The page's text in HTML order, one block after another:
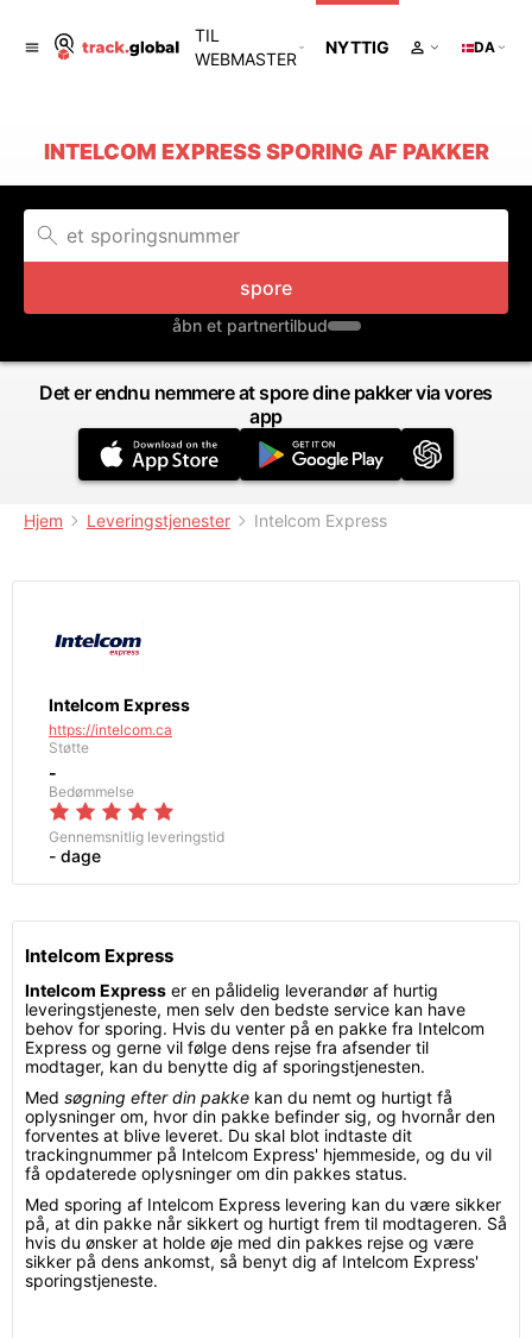
TIL
WEBMASTER
NYTTIG DA
INTELCOM EXPRESS SPORING AF PAKKER
spore
åbn et partnertilbud
Det er endnu nemmere at spore dine pakker via vores
app
Hjem Leveringstjenester Intelcom Express
Intelcom Express
https://intelcom.ca
Støtte
-
Bedømmelse
Gennemsnitlig leveringstid
- dage
Intelcom Express
Intelcom Express er en pålidelig leverandør af hurtig
leveringstjeneste, men selv den bedste service kan have
behov for sporing. Hvis du venter på en pakke fra Intelcom
Express og gerne vil følge dens rejse fra afsender til
modtager, kan du benytte dig af sporingstjenesten.
Med søgning efter din pakke kan du nemt og hurtigt få
oplysninger om, hvor din pakke befinder sig, og hvornår den
forventes at blive leveret. Du skal blot indtaste dit
trackingnummer på Intelcom Express' hjemmeside, og du vil
få opdaterede oplysninger om din pakkes status.
Med sporing af Intelcom Express levering kan du være sikker
på, at din pakke når sikkert og hurtigt frem til modtageren. Så
hvis du ønsker at holde øje med din pakkes rejse og være
sikker på dens ankomst, så benyt dig af Intelcom Express'
sporingstjeneste.